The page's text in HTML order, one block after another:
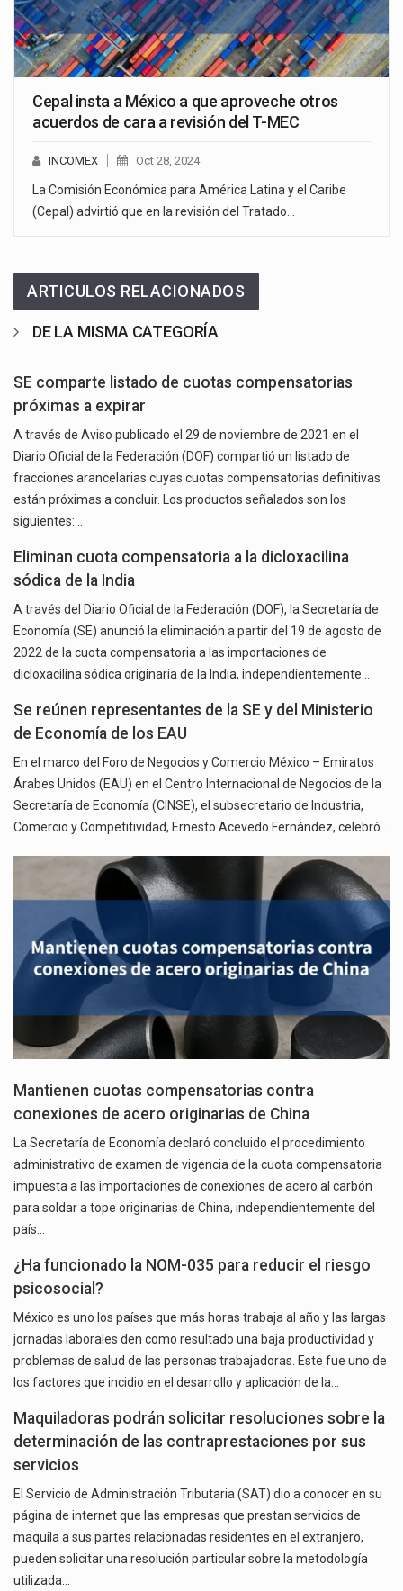
Cepal insta a México a que aproveche otros
acuerdos de cara a revisión del T-MEC
INCOMEX Oct 28, 2024
La Comisión Económica para América Latina y el Caribe
(Cepal) advirtió que en la revisión del Tratado…
ARTICULOS RELACIONADOS
DE LA MISMA CATEGORÍA
SE comparte listado de cuotas compensatorias
próximas a expirar
A través de Aviso publicado el 29 de noviembre de 2021 en el
Diario Oficial de la Federación (DOF) compartió un listado de
fracciones arancelarias cuyas cuotas compensatorias definitivas
están próximas a concluir. Los productos señalados son los
siguientes:…
Eliminan cuota compensatoria a la dicloxacilina
sódica de la India
A través del Diario Oficial de la Federación (DOF), la Secretaría de
Economía (SE) anunció la eliminación a partir del 19 de agosto de
2022 de la cuota compensatoria a las importaciones de
dicloxacilina sódica originaria de la India, independientemente…
Se reúnen representantes de la SE y del Ministerio
de Economía de los EAU
En el marco del Foro de Negocios y Comercio México – Emiratos
Árabes Unidos (EAU) en el Centro Internacional de Negocios de la
Secretaría de Economía (CINSE), el subsecretario de Industria,
Comercio y Competitividad, Ernesto Acevedo Fernández, celebró…
Mantienen cuotas compensatorias contra
conexiones de acero originarias de China
La Secretaría de Economía declaró concluido el procedimiento
administrativo de examen de vigencia de la cuota compensatoria
impuesta a las importaciones de conexiones de acero al carbón
para soldar a tope originarias de China, independientemente del
país…
¿Ha funcionado la NOM-035 para reducir el riesgo
psicosocial?
México es uno los países que más horas trabaja al año y las largas
jornadas laborales den como resultado una baja productividad y
problemas de salud de las personas trabajadoras. Este fue uno de
los factores que incidio en el desarrollo y aplicación de la…
Maquiladoras podrán solicitar resoluciones sobre la
determinación de las contraprestaciones por sus
servicios
El Servicio de Administración Tributaria (SAT) dio a conocer en su
página de internet que las empresas que prestan servicios de
maquila a sus partes relacionadas residentes en el extranjero,
pueden solicitar una resolución particular sobre la metodología
utilizada…